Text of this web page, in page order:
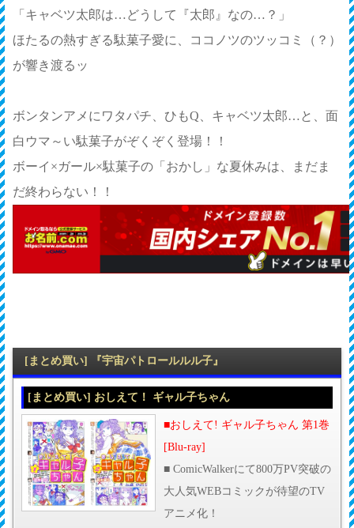
「キャベツ太郎は…どうして『太郎』なの…？」
ほたるの熱すぎる駄菓子愛に、ココノツのツッコミ（？）
が響き渡るッ
ボンタンアメにワタパチ、ひもQ、キャベツ太郎…と、面
白ウマ～い駄菓子がぞくぞく登場！！
ボーイ×ガール×駄菓子の「おかし」な夏休みは、まだま
だ終わらない！！
[まとめ買い] 『宇宙パトロールルル子』
[まとめ買い] おしえて！ ギャル子ちゃん
■おしえて! ギャル子ちゃん 第1巻
[Blu-ray]
■ ComicWalkerにて800万PV突破の
大人気WEBコミックが待望のTV
アニメ化！